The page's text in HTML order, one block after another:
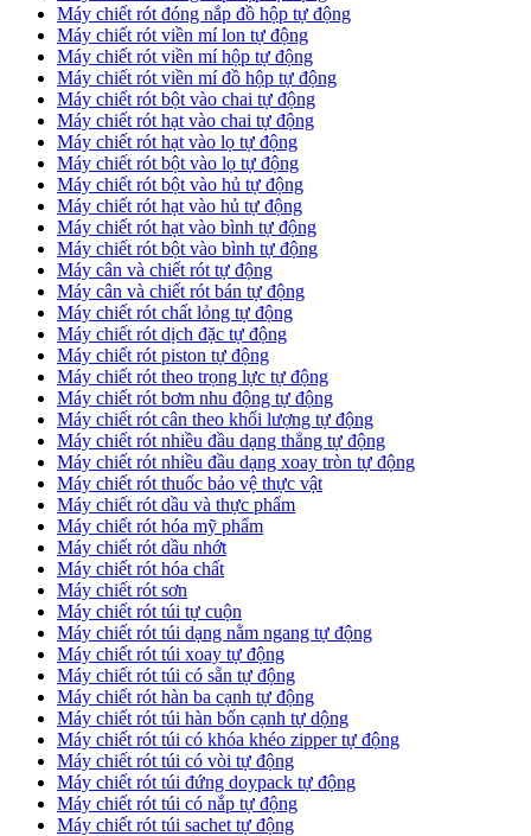
Máy chiết rót đóng nắp đồ hộp tự động
Máy chiết rót viền mí lon tự động
Máy chiết rót viền mí hộp tự động
Máy chiết rót viền mí đồ hộp tự động
Máy chiết rót bột vào chai tự động
Máy chiết rót hạt vào chai tự động
Máy chiết rót hạt vào lọ tự động
Máy chiết rót bột vào lọ tự động
Máy chiết rót bột vào hủ tự động
Máy chiết rót hạt vào hủ tự động
Máy chiết rót hạt vào bình tự động
Máy chiết rót bột vào bình tự động
Máy cân và chiết rót tự động
Máy cân và chiết rót bán tự động
​Máy chiết rót chất lỏng tự động
​Máy chiết rót dịch đặc tự động
Máy chiết rót piston tự động
Máy chiết rót theo trọng lực tự động
​Máy chiết rót bơm nhu động tự động
Máy chiết rót cân theo khối lượng tự động
​Máy chiết rót nhiều đầu dạng thẳng tự động
​Máy chiết rót nhiều đầu dạng xoay tròn tự động
Máy chiết rót thuốc bảo vệ thực vật
Máy chiết rót dầu và thực phẩm
Máy chiết rót hóa mỹ phẩm
Máy chiết rót dầu nhớt
Máy chiết rót hóa chất
Máy chiết rót sơn
Máy chiết rót túi tự cuộn
Máy chiết rót túi dạng nằm ngang tự động
Máy chiết rót túi xoay tự động
Máy chiết rót túi có sẵn tự động
Máy chiết rót hàn ba cạnh tự động
Máy chiết rót túi hàn bốn cạnh tự dộng
Máy chiết rót túi có khóa khéo zipper tự động
Máy chiết rót túi có vòi tự động
Máy chiết rót túi đứng doypack tự động
Máy chiết rót túi có nắp tự động
Máy chiết rót túi sachet tự động